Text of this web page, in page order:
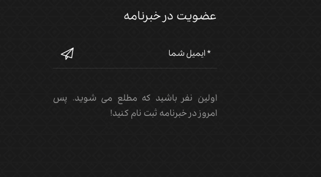
عضویت در خبرنامه
اولین نفر باشید که مطلع می شوید. پس
امروز در خبرنامه ثبت نام کنید!